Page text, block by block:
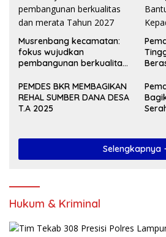
Musrenbang kecamatan:
fokus wujudkan
pembangunan berkualitas
PEMDES BKR MEMBAGIKAN
REHAL SUMBER DANA DESA
T.A 2025
Selengkapnya
Hukum & Kriminal